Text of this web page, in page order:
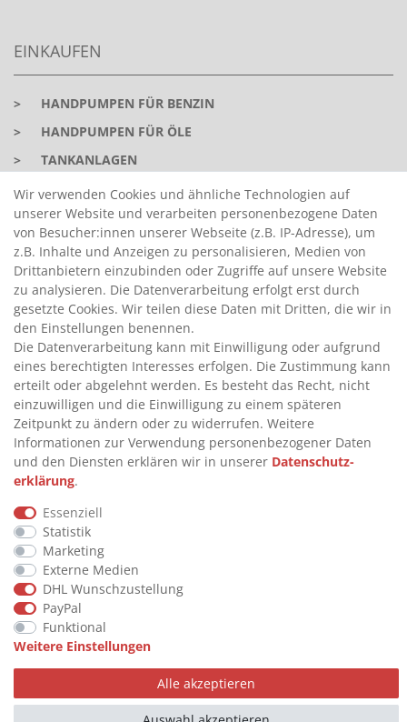
EINKAUFEN
>
HANDPUMPEN FÜR BENZIN
>
HANDPUMPEN FÜR ÖLE
>
TANKANLAGEN
>
ADBLUE® BETANKUNG
INFORMATIONEN
>
FAQ
>
VERTRAG WIDERRUFEN
>
WIDERRUFSRECHT
>
WIDERRUFSFORMULAR
>
IMPRESSUM
>
DATENSCHUTZERKLÄRUNG
>
AGB
© Copyright 2026 by STU Tanktechnik
Alle Rechte vorbehalten.
Zahlungsarten
Wir verwenden Cookies und ähnliche Technologien auf
unserer Website und verarbeiten personenbezogene Daten
von Besucher:innen unserer Webseite (z.B. IP-Adresse), um
z.B. Inhalte und Anzeigen zu personalisieren, Medien von
Drittanbietern einzubinden oder Zugriffe auf unsere Website
zu analysieren. Die Datenverarbeitung erfolgt erst durch
gesetzte Cookies. Wir teilen diese Daten mit Dritten, die wir in
den Einstellungen benennen.
Die Datenverarbeitung kann mit Einwilligung oder aufgrund
eines berechtigten Interesses erfolgen. Die Zustimmung kann
erteilt oder abgelehnt werden. Es besteht das Recht, nicht
einzuwilligen und die Einwilligung zu einem späteren
Zeitpunkt zu ändern oder zu widerrufen. Weitere
Informationen zur Verwendung personenbezogener Daten
und den Diensten erklären wir in unserer Daten­schutz­
erklärung.
Essenziell
Statistik
Marketing
Externe Medien
DHL Wunschzustellung
PayPal
Funktional
Weitere Einstellungen
Alle akzeptieren